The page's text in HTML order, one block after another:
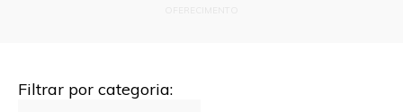
Filtrar por categoria: